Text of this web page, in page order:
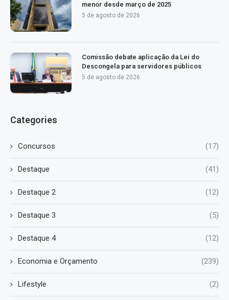
menor desde março de 2025
5 de agosto de 2026
Comissão debate aplicação da Lei do
Descongela para servidores públicos
5 de agosto de 2026
Categories
Concursos (17)
Destaque (41)
Destaque 2 (12)
Destaque 3 (5)
Destaque 4 (12)
Economia e Orçamento (239)
Lifestyle (2)